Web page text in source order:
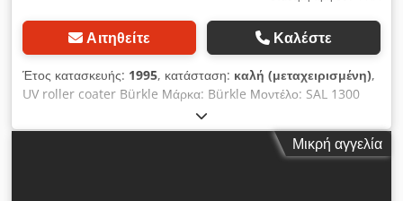
Αιτηθείτε Καλέστε
Έτος κατασκευής: 1995, κατάσταση: καλή (μεταχειρισμένη),
UV roller coater Bürkle Μάρκα: Bürkle Μοντέλο: SAL 1300
Μηχάνημα αριθ .: 7251 Έτος κατασκευής: 1995 Τεχν.
δεδομένα: Πλάτος εργασίας: 1300 mm Πάχος τεμαχίου
εργασίας: 100 mm heightψος εργασίας: 870 mm Ταχύτητα
Μικρή αγγελία